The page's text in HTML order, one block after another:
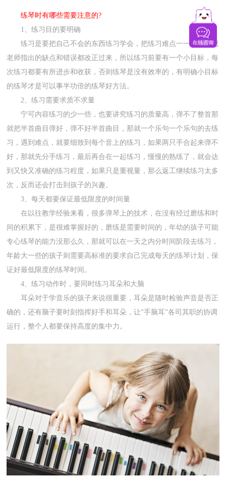
练琴时有哪些需要注意的?
1、练习目的要明确
练习是要把自己不会的东西练习学会，把练习难点一一攻克，把
老师指出的缺点和错误都改正过来，所以练习前要有一个小目标，每
次练习都要有所进步和收获，否则练琴是没有效率的，有明确小目标
的练琴才是可以事半功倍的练琴好方法。
2、练习需要求质不求量
宁可内容练习的少一些，也要讲究练习的质量高，弹不了整首那
就把半首曲目弹好，弹不好半首曲目，那就一个乐句一个乐句的去练
习，遇到难点，就要细致到每个音上的练习，如果两只手合起来弹不
好，那就先分手练习，最后再合在一起练习，慢慢的熟练了，就会达
到又快又准确的练习程度，如果只是重视量，那么返工继续练习太多
次，反而还会打击到孩子的兴趣。
3、每天都要保证最低限度的时间量
在以往教学经验来看，很多弹琴上的技术，在没有经过磨练和时
间的积累下，是很难掌握好的，磨练是需要时间的，年幼的孩子可能
专心练琴的能力没那么久，那就可以在一天之内分时间阶段去练习，
年龄大一些的孩子则需要高标准的要求自己完成每天的练琴计划，保
证好最低限度的练琴时间。
4、练习动作时，要同时练习耳朵和大脑
耳朵对于学音乐的孩子来说很重要，耳朵是随时检验声音是否正
确的，还有脑子要时刻指挥好手和耳朵，让“手脑耳”各司其职的协调
运行，整个人都要保持高度的集中力。